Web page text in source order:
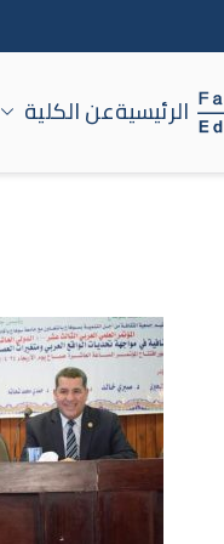
الرئيسيةعن الكلية